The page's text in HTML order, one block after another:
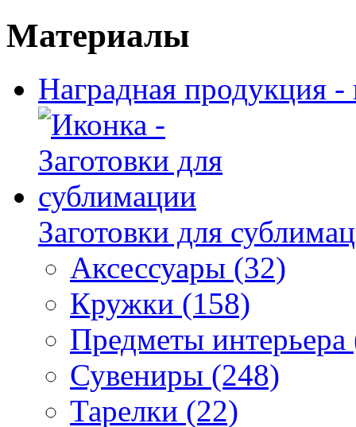
Материалы
Наградная продукция
Заготовки для
Аксессуары (32)
Кружки (158)
Предметы интерьера
Сувениры (248)
Тарелки (22)